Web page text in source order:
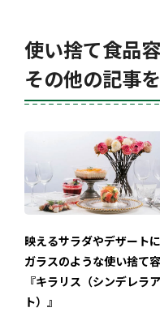
使い捨て食品
その他の記事
映えるサラダやデザートに
ガラスのような使い捨て
『キラリス（シンデレラ
ト）』